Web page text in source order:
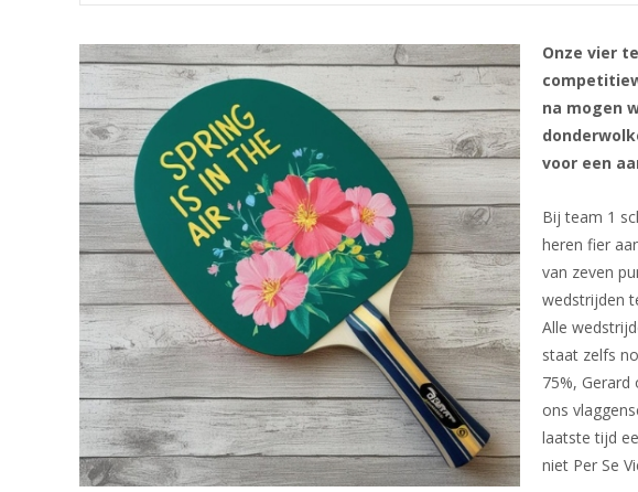
Onze vier
na mogen
voor een
Bij team 1
heren fier
van zeven
wedstrijden
Alle
staat zelfs
75%,
ons
laatste tijd
niet Per Se